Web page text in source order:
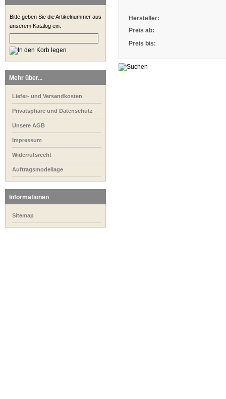
Bitte geben Sie die Artikelnummer aus
unserem Katalog ein.
Mehr über...
Liefer- und Versandkosten
Privatsphäre und Datenschutz
Unsere AGB
Impressum
Widerrufsrecht
Auftragsmodellage
Informationen
Sitemap
Hersteller:
Preis ab:
Preis bis: